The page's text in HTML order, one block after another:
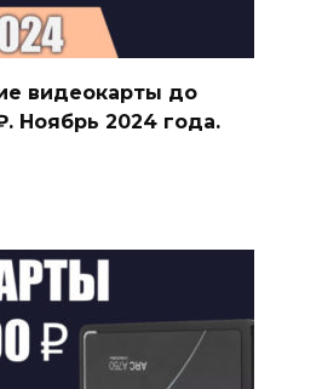
видеокарты до
Ноябрь 2024 года.